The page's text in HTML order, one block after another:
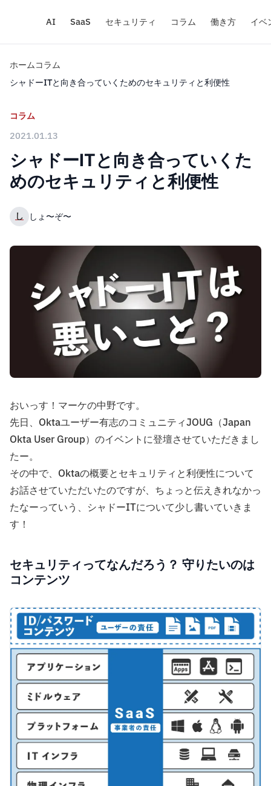
AI SaaS セキュリティ コラム 働き方 イベ
ホームコラム
シャドーITと向き合っていくためのセキュリティと利便性
コラム
2021.01.13
シャドーITと向き合っていくた
めのセキュリティと利便性
し しょ〜ぞ〜
おいっす！マーケの中野です。
先日、Oktaユーザー有志のコミュニティJOUG（Japan
Okta User Group）のイベントに登壇させていただきまし
たー。
その中で、Oktaの概要とセキュリティと利便性について
お話させていただいたのですが、ちょっと伝えきれなかっ
たなーっていう、シャドーITについて少し書いていきま
す！
セキュリティってなんだろう？ 守りたいのは
コンテンツ